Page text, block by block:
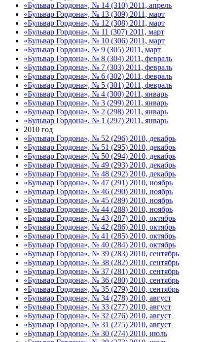
«Бульвар Гордона», № 14 (310) 2011, апрель
«Бульвар Гордона», № 13 (309) 2011, март
«Бульвар Гордона», № 12 (308) 2011, март
«Бульвар Гордона», № 11 (307) 2011, март
«Бульвар Гордона», № 10 (306) 2011, март
«Бульвар Гордона», № 9 (305) 2011, март
«Бульвар Гордона», № 8 (304) 2011, февраль
«Бульвар Гордона», № 7 (303) 2011, февраль
«Бульвар Гордона», № 6 (302) 2011, февраль
«Бульвар Гордона», № 5 (301) 2011, февраль
«Бульвар Гордона», № 4 (300) 2011, январь
«Бульвар Гордона», № 3 (299) 2011, январь
«Бульвар Гордона», № 2 (298) 2011, январь
«Бульвар Гордона», № 1 (297) 2011, январь
2010 год
«Бульвар Гордона», № 52 (296) 2010, декабрь
«Бульвар Гордона», № 51 (295) 2010, декабрь
«Бульвар Гордона», № 50 (294) 2010, декабрь
«Бульвар Гордона», № 49 (293) 2010, декабрь
«Бульвар Гордона», № 48 (292) 2010, декабрь
«Бульвар Гордона», № 47 (291) 2010, ноябрь
«Бульвар Гордона», № 46 (290) 2010, ноябрь
«Бульвар Гордона», № 45 (289) 2010, ноябрь
«Бульвар Гордона», № 44 (288) 2010, ноябрь
«Бульвар Гордона», № 43 (287) 2010, октябрь
«Бульвар Гордона», № 42 (286) 2010, октябрь
«Бульвар Гордона», № 41 (285) 2010, октябрь
«Бульвар Гордона», № 40 (284) 2010, октябрь
«Бульвар Гордона», № 39 (283) 2010, сентябрь
«Бульвар Гордона», № 38 (282) 2010, сентябрь
«Бульвар Гордона», № 37 (281) 2010, сентябрь
«Бульвар Гордона», № 36 (280) 2010, сентябрь
«Бульвар Гордона», № 35 (279) 2010, сентябрь
«Бульвар Гордона», № 34 (278) 2010, август
«Бульвар Гордона», № 33 (277) 2010, август
«Бульвар Гордона», № 32 (276) 2010, август
«Бульвар Гордона», № 31 (275) 2010, август
«Бульвар Гордона», № 30 (274) 2010, июль